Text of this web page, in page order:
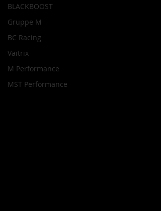
BLACKBOOST
Gruppe M
BC Racing
Vaitrix
M Performance
MST Performance